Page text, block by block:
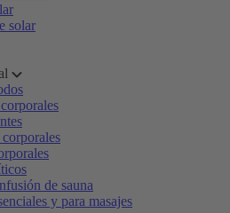
solar
de sauna
y para masajes